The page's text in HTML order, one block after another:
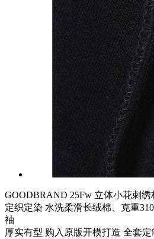
GOODBRAND 25Fw 立体小花刺
定织定染 水洗柔滑长绒棉、克重
袖
厚实有型 购入原版开模打造 全套